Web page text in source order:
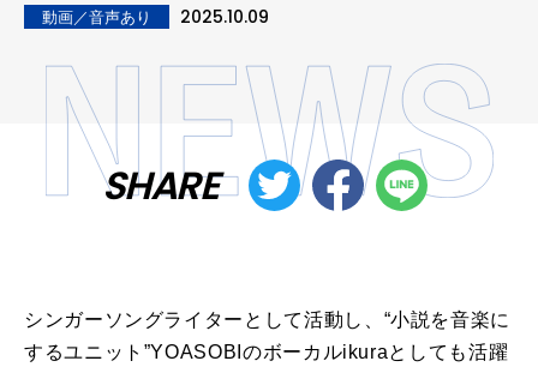
動画／音声あり 2025.10.09
SHARE
シンガーソングライターとして活動し、“小説を音楽に
するユニット”YOASOBI のボーカルikuraとしても活躍